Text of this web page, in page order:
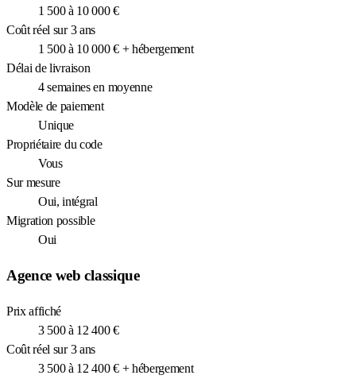
1 500 à 10 000 €
Coût réel sur 3 ans
1 500 à 10 000 € + hébergement
Délai de livraison
4 semaines en moyenne
Modèle de paiement
Unique
Propriétaire du code
Vous
Sur mesure
Oui, intégral
Migration possible
Oui
Agence web classique
Prix affiché
3 500 à 12 400 €
Coût réel sur 3 ans
3 500 à 12 400 € + hébergement